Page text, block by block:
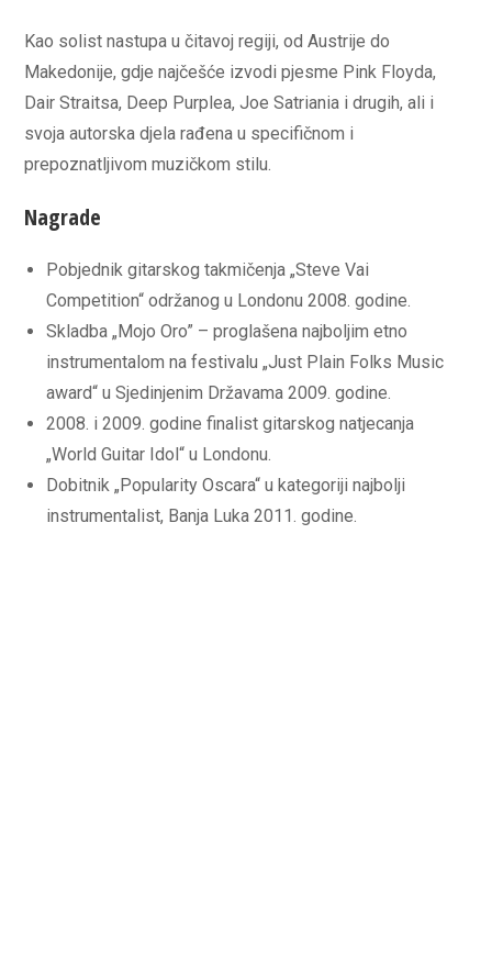
Kao solist nastupa u čitavoj regiji, od Austrije do
Makedonije, gdje najčešće izvodi pjesme Pink Floyda,
Dair Straitsa, Deep Purplea, Joe Satriania i drugih, ali i
svoja autorska djela rađena u specifičnom i
prepoznatljivom muzičkom stilu.
Nagrade
Pobjednik gitarskog takmičenja „Steve Vai
Competition“ održanog u Londonu 2008. godine.
Skladba „Mojo Oro” – proglašena najboljim etno
instrumentalom na festivalu „Just Plain Folks Music
award“ u Sjedinjenim Državama 2009. godine.
2008. i 2009. godine finalist gitarskog natjecanja
„World Guitar Idol“ u Londonu.
Dobitnik „Popularity Oscara“ u kategoriji najbolji
instrumentalist, Banja Luka 2011. godine.